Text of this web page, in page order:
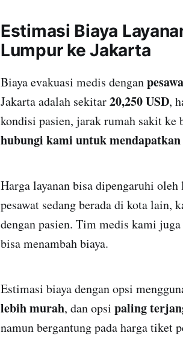
Estimasi Biaya
Lumpur ke Jakarta
Biaya evakuasi medis dengan
Jakarta adalah sekitar20,250 USD,
kondisi pasien, jarak rumah sakit ke
hubungi kami untuk
Harga layanan bisa dipengaruhi
pesawat sedang berada di kota lain,
dengan pasien. Tim medis kami
bisa menambah biaya.
Estimasi biaya dengan opsi
lebih murah, dan opsi paling
namun bergantung pada harga tiket